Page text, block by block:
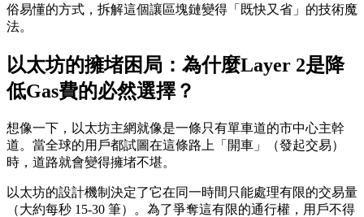
俗易懂的方式，拆解這個讓區塊鏈變得「既快又省」的技術魔
法。
以太坊的擁堵困局：為什麼Layer 2是降
低Gas費的必然選擇？
想像一下，以太坊主網就像是一條只有單車道的市中心主幹
道。當全球的用戶都試圖在這條路上「開車」（發起交易）
時，道路就會變得擁堵不堪。
以太坊的設計機制決定了它在同一時間只能處理有限的交易量
（大約每秒 15-30 筆）。為了爭奪這有限的通行權，用戶不得